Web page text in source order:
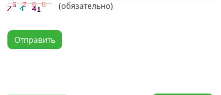
(обязательно)
Отправить